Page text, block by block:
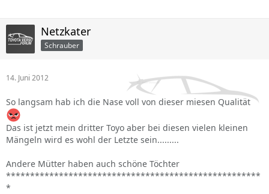
Netzkater
Schrauber
14. Juni 2012
So langsam hab ich die Nase voll von dieser miesen Qualität
Das ist jetzt mein dritter Toyo aber bei diesen vielen kleinen
Mängeln wird es wohl der Letzte sein.........
Andere Mütter haben auch schöne Töchter
*****************************************************
*